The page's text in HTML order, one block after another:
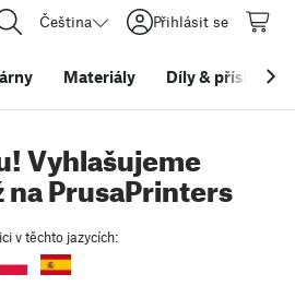
Čeština Přihlásit se
Materiály Díly&
Vyhlašujeme
PrusaPrinters
v těchto jazycích: